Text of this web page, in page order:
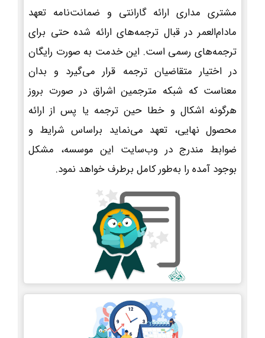
مشتری مداری ارائه گارانتی و ضمانت‌نامه تعهد
مادام‌العمر در قبال ترجمه‌های ارائه شده حتی برای
ترجمه‌های رسمی است. این خدمت به صورت رایگان
در اختیار متقاضیان ترجمه قرار می‌گیرد و بدان
معناست که شبکه مترجمین اشراق در صورت بروز
هرگونه اشکال و خطا حین ترجمه یا پس از ارائه
محصول نهایی، تعهد می‌نماید براساس شرایط و
ضوابط مندرج در وب‌سایت این موسسه، مشکل
بوجود آمده را به‌طور کامل برطرف خواهد نمود.